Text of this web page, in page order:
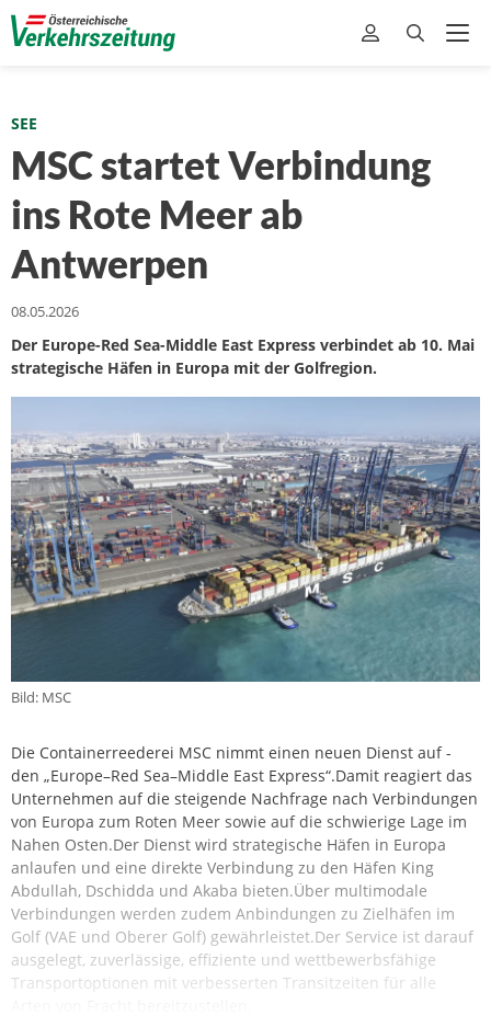
SEE
MSC startet Verbindung
ins Rote Meer ab
Antwerpen
08.05.2026
Der Europe-Red Sea-Middle East Express verbindet ab 10. Mai
strategische Häfen in Europa mit der Golfregion.
Bild: MSC
Die Containerreederei MSC nimmt einen neuen Dienst auf -
den „Europe–Red Sea–Middle East Express“.Damit reagiert das
Unternehmen auf die steigende Nachfrage nach Verbindungen
von Europa zum Roten Meer sowie auf die schwierige Lage im
Nahen Osten.Der Dienst wird strategische Häfen in Europa
anlaufen und eine direkte Verbindung zu den Häfen King
Abdullah, Dschidda und Akaba bieten.Über multimodale
Verbindungen werden zudem Anbindungen zu Zielhäfen im
Golf (VAE und Oberer Golf) gewährleistet.Der Service ist darauf
ausgelegt, zuverlässige, effiziente und wettbewerbsfähige
Transportoptionen mit verbesserten Transitzeiten für alle